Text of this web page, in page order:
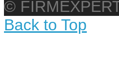
©
Back to Top